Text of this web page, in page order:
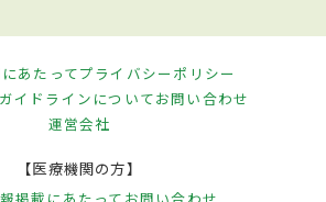
定医療機関にて検査・診断
あたってプライバシーポリシー
イドラインについてお問い合わせ
運営会社
【医療機関の方】
掲載にあたって お問い合わせ